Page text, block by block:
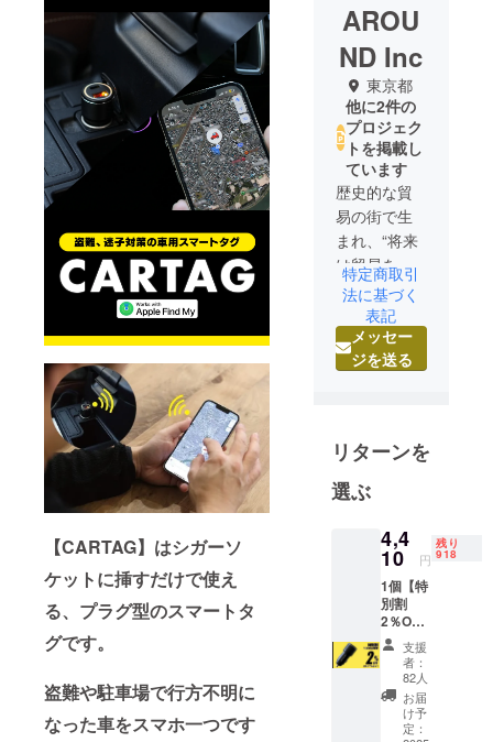
【CARTAG】はシガーソ
ケットに挿すだけで使え
る、プラグ型のスマートタ
グです。
盗難や駐車場で行方不明に
なった車をスマホ一つです
AROU
ND Inc
東京都
他に2件の
プロジェク
トを掲載し
ています
歴史的な貿
易の街で生
まれ、“将来
は貿易を仕
事に”と考え
たことが
切っ掛けと
なり、その
リカ諸国を
周り海運や
物流の会社
で働いた後
に独立して
貿易業を本
格的にス
タートし
2022年より
INC(アラウ
ンド)として
特定商取引
法に基づく
表記
メッセー
ジを送る
リターンを
選ぶ
4,4
10 円
残り
918
1個【特
別割
2％OFF
】1000
名限定
一般販
売予定
価格
4,500円
支援
者：
82人
お届
け予
定：